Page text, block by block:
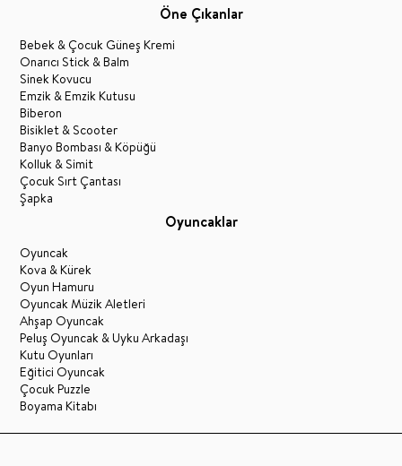
Öne Çıkanlar
Bebek & Çocuk Güneş Kremi
Onarıcı Stick & Balm
Sinek Kovucu
Emzik & Emzik Kutusu
Biberon
Bisiklet & Scooter
Banyo Bombası & Köpüğü
Kolluk & Simit
Çocuk Sırt Çantası
Şapka
Oyuncaklar
Oyuncak
Kova & Kürek
Oyun Hamuru
Oyuncak Müzik Aletleri
Ahşap Oyuncak
Peluş Oyuncak & Uyku Arkadaşı
Kutu Oyunları
Eğitici Oyuncak
Çocuk Puzzle
Boyama Kitabı